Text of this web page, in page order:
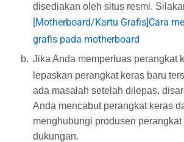
disediakan oleh situs resmi.
[Motherboard/Kartu Grafis]Cara
grafis pada motherboard
Jika Anda memperluas perangkat
lepaskan perangkat keras baru
ada masalah setelah dilepas,
Anda mencabut perangkat keras
menghubungi produsen perangkat
dukungan.